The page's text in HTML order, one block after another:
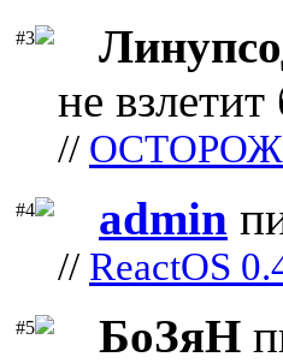
#3
не
//
#4 admin
// ReactOS
#5 БоЗяН